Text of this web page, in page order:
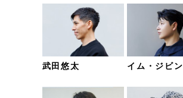
武田悠太 イム・ジビン